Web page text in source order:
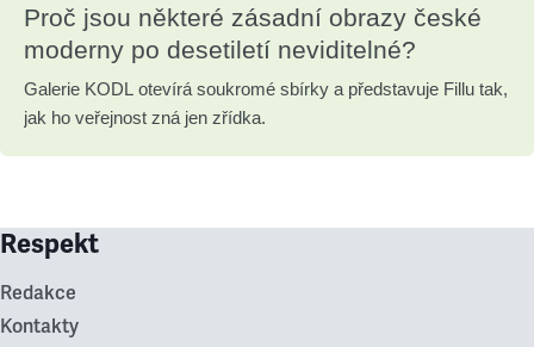
Proč jsou některé zásadní obrazy české
moderny po desetiletí neviditelné?
Galerie KODL otevírá soukromé sbírky a představuje Fillu tak,
jak ho veřejnost zná jen zřídka.
Respekt
Redakce
Kontakty